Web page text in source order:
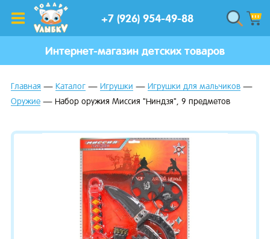
+7 (926) 954-49-88
Интернет-магазин детских товаров
Главная Каталог Игрушки
Игрушки для мальчиков
Оружие
Набор оружия Миссия "Ниндзя", 9 предметов